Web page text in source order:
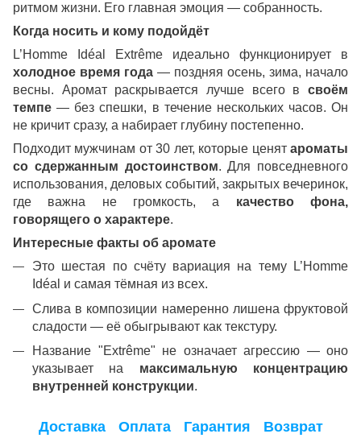
ритмом жизни. Его главная эмоция — собранность.
Когда носить и кому подойдёт
L’Homme Idéal Extrême идеально функционирует в
холодное время года — поздняя осень, зима, начало
весны. Аромат раскрывается лучше всего в своём
темпе — без спешки, в течение нескольких часов. Он
не кричит сразу, а набирает глубину постепенно.
Подходит мужчинам от 30 лет, которые ценят ароматы
со сдержанным достоинством. Для повседневного
использования, деловых событий, закрытых вечеринок,
где важна не громкость, а качество фона,
говорящего о характере.
Интересные факты об аромате
Это шестая по счёту вариация на тему L’Homme
Idéal и самая тёмная из всех.
Слива в композиции намеренно лишена фруктовой
сладости — её обыгрывают как текстуру.
Название "Extrême" не означает агрессию — оно
указывает на максимальную концентрацию
внутренней конструкции.
Доставка Оплата Гарантия Возврат